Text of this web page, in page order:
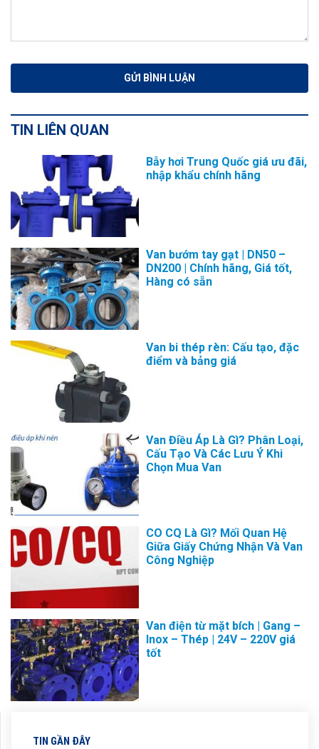
TIN LIÊN QUAN
Bẫy hơi Trung Quốc giá ưu đãi,
nhập khẩu chính hãng
Van bướm tay gạt | DN50 –
DN200 | Chính hãng, Giá tốt,
Hàng có sẵn
Van bi thép rèn: Cấu tạo, đặc
điểm và bảng giá
Van Điều Áp Là Gì? Phân Loại,
Cấu Tạo Và Các Lưu Ý Khi
Chọn Mua Van
CO CQ Là Gì? Mối Quan Hệ
Giữa Giấy Chứng Nhận Và Van
Công Nghiệp
Van điện từ mặt bích | Gang –
Inox – Thép | 24V – 220V giá
tốt
TIN GẦN ĐÂY